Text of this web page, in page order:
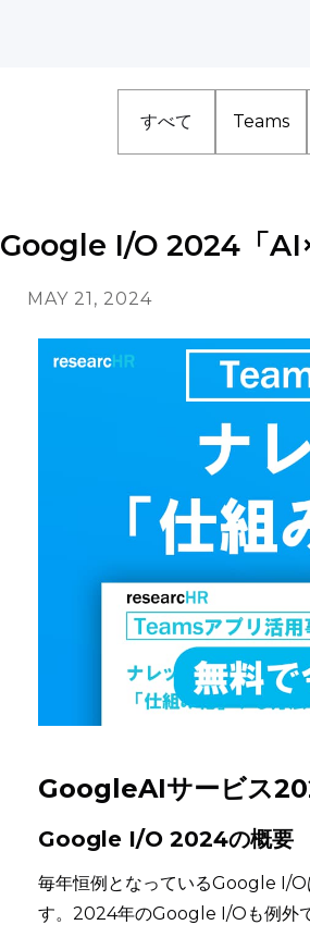
すべて Teams
Google I/O 2024「
MAY 21, 2024
GoogleAIサービス
Google I/O 2024の概要
毎年恒例となっているGoogle I/O
す。2024年のGoogle I/Oも例外